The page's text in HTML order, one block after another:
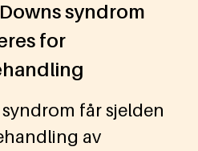
syndrom
for
får sjelden
av